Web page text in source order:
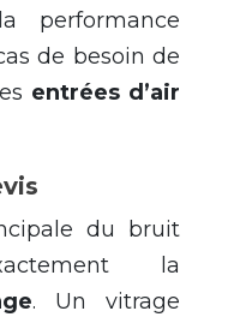
performance
de besoin de
entrées d’air
du bruit
la
. Un vitrage